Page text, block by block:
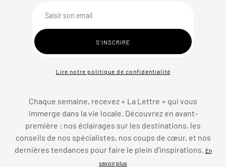
Lire notre politique de confidentialité
Chaque semaine, recevez « La Lettre » qui vous
immerge dans la vie locale. Découvrez en avant-
première : nos éclairages sur les destinations, les
conseils de nos spécialistes, nos coups de cœur, et nos
dernières tendances pour faire le plein d’inspirations.
En
savoir plus